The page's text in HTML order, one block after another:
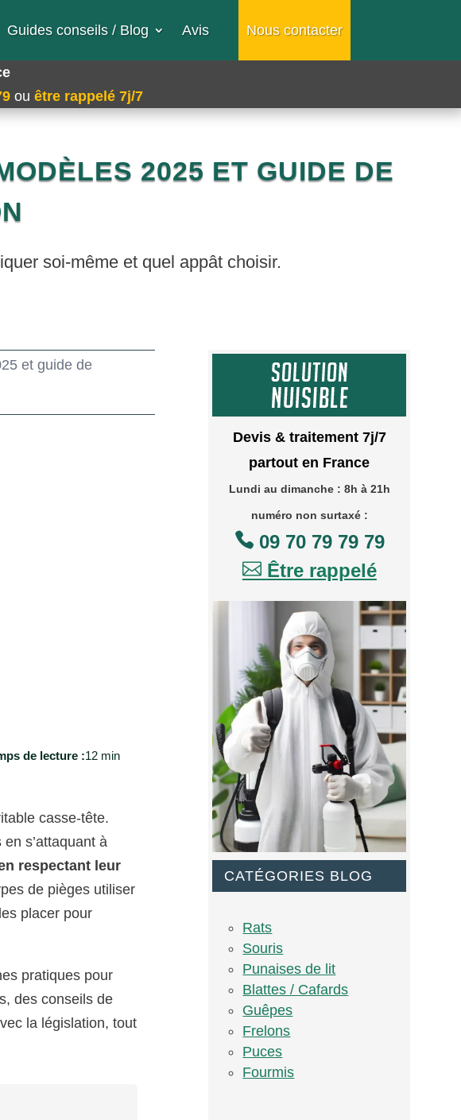
Guides conseils / Blog Avis Nous contacter
ou être rappelé 7j/7
2025 ET GUIDE DE
soi-même et quel appât choisir.
et guide de
de lecture :12 min
casse-tête.
s’attaquant à
respectant leur
de pièges utiliser
placer pour
pratiques pour
des conseils de
la législation, tout
Devis & traitement 7j/7
partout en France
Lundi au dimanche : 8h à 21h
numéro non surtaxé :
09 70 79 79 79
 Être rappelé
CATÉGORIES BLOG
Rats
Souris
Punaises de lit
Blattes / Cafards
Guêpes
Frelons
Puces
Fourmis